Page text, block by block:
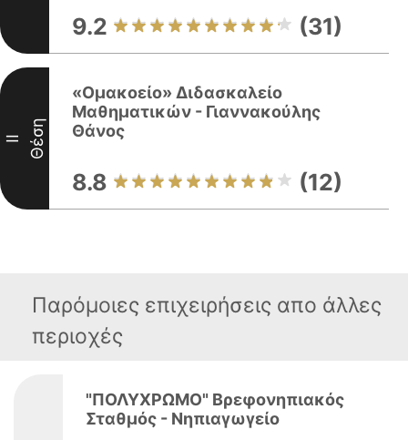
9.2 (31)
II Θέση
«Ομακοείο» Διδασκαλείο
Μαθηματικών - Γιαννακούλης
Θάνος
8.8 (12)
Παρόμοιες επιχειρήσεις απο άλλες
περιοχές
"ΠΟΛΥΧΡΩΜΟ" Βρεφονηπιακός
Σταθμός - Νηπιαγωγείο